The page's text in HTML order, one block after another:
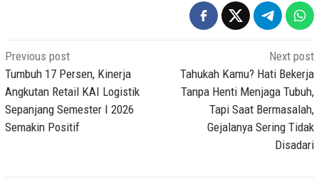
Post
navigation
Previous post
Tumbuh 17 Persen, Kinerja
Angkutan Retail KAI Logistik
Sepanjang Semester I 2026
Semakin Positif
Next post
Tahukah Kamu? Hati Bekerja
Tanpa Henti Menjaga Tubuh,
Tapi Saat Bermasalah,
Gejalanya Sering Tidak
Disadari